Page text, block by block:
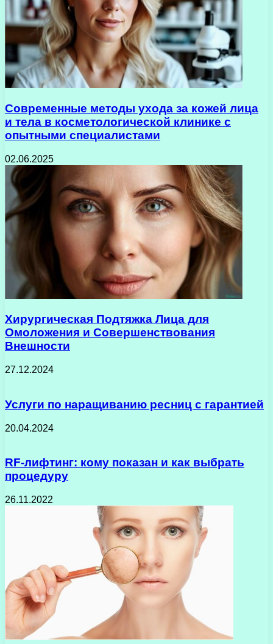
Современные методы ухода за кожей лица
и тела в косметологической клинике с
опытными специалистами
02.06.2025
Хирургическая Подтяжка Лица для
Омоложения и Совершенствования
Внешности
27.12.2024
Услуги по наращиванию ресниц с гарантией
20.04.2024
RF-лифтинг: кому показан и как выбрать
процедуру
26.11.2022